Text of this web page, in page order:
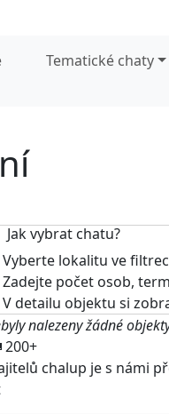
Tematické chaty
vybrat chatu?
Vyberte lokalitu ve
Zadejte počet osob,
V detailu objektu si
nalezeny žádné
200+
chalup je s námi